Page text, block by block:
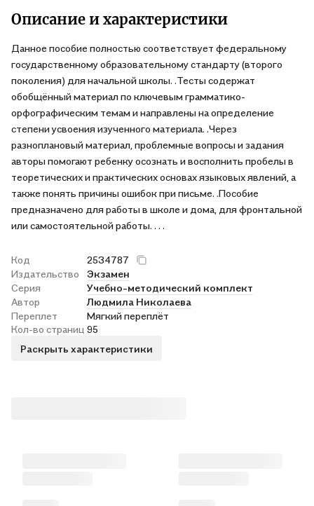
Описание и характеристики
Данное пособие полностью соответствует федеральному
государственному образовательному стандарту (второго
поколения) для начальной школы. .Тесты содержат
обобщённый материал по ключевым грамматико-
орфографическим темам и направлены на определение
степени усвоения изученного материала. .Через
разноплановый материал, проблемные вопросы и задания
авторы помогают ребенку осознать и восполнить пробелы в
теоретических и практических основах языковых явлений, а
также понять причины ошибок при письме. .Пособие
предназначено для работы в школе и дома, для фронтальной
или самостоятельной работы. . . .
Код
2534787
Издательство
Экзамен
Серия
Учебно-методический комплект
Автор
Людмила Николаева
Переплет
Мягкий переплёт
Кол-во страниц 95
Раскрыть характеристики